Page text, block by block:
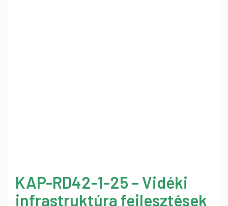
KAP-RD42-1-25 – Vidéki
infrastruktúra fejlesztések